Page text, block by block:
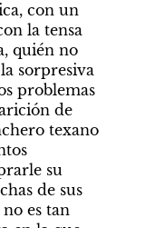
con un
la tensa
quién no
sorpresiva
problemas
de
texano
su
de sus
es tan